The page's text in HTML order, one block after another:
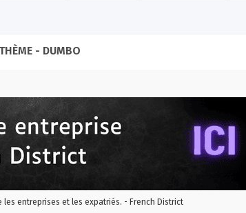
THÈME - DUMBO
les entreprises et les expatriés. - French District